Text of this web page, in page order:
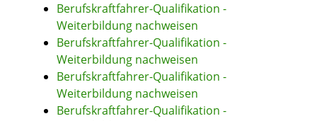
Berufskraftfahrer-Qualifikation -
Weiterbildung nachweisen
Berufskraftfahrer-Qualifikation -
Weiterbildung nachweisen
Berufskraftfahrer-Qualifikation -
Weiterbildung nachweisen
Berufskraftfahrer-Qualifikation -